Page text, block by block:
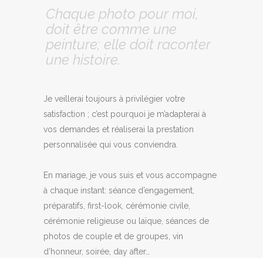
Chaque photo pour moi,
doit être comme une
peinture; elle doit raconter
une histoire.
Je veillerai toujours à privilégier votre
satisfaction ; c’est pourquoi je m’adapterai à
vos demandes et réaliserai la prestation
personnalisée qui vous conviendra.
En mariage, je vous suis et vous accompagne
à chaque instant: séance d’engagement,
préparatifs, first-look, cérémonie civile,
cérémonie religieuse ou laïque, séances de
photos de couple et de groupes, vin
d’honneur, soirée, day after…